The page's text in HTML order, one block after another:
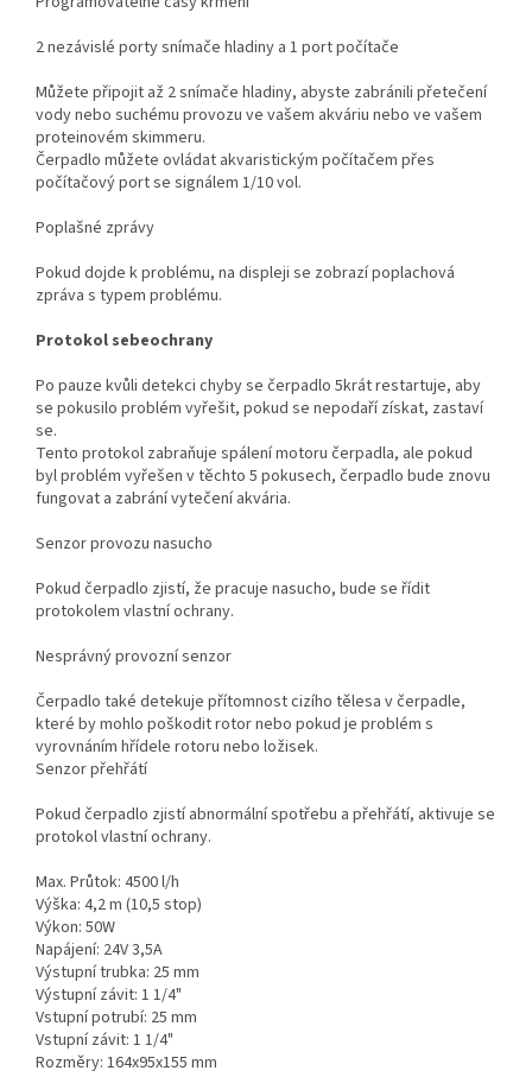
2 nezávislé porty snímače hladiny a 1 port počítače
Můžete připojit až 2 snímače hladiny, abyste zabránili přetečení
vody nebo suchému provozu ve vašem akváriu nebo ve vašem
proteinovém skimmeru.
Čerpadlo můžete ovládat akvaristickým počítačem přes
počítačový port se signálem 1/10 vol.
Poplašné zprávy
Pokud dojde k problému, na displeji se zobrazí poplachová
zpráva s typem problému.
Protokol sebeochrany
Po pauze kvůli detekci chyby se čerpadlo 5krát restartuje, aby
se pokusilo problém vyřešit, pokud se nepodaří získat, zastaví
se.
Tento protokol zabraňuje spálení motoru čerpadla, ale pokud
byl problém vyřešen v těchto 5 pokusech, čerpadlo bude znovu
fungovat a zabrání vytečení akvária.
Senzor provozu nasucho
Pokud čerpadlo zjistí, že pracuje nasucho, bude se řídit
protokolem vlastní ochrany.
Nesprávný provozní senzor
Čerpadlo také detekuje přítomnost cizího tělesa v čerpadle,
které by mohlo poškodit rotor nebo pokud je problém s
vyrovnáním hřídele rotoru nebo ložisek.
Senzor přehřátí
Pokud čerpadlo zjistí abnormální spotřebu a přehřátí, aktivuje se
protokol vlastní ochrany.
Max. Průtok: 4500 l/h
Výška: 4,2 m (10,5 stop)
Výkon: 50W
Napájení: 24V 3,5A
Výstupní trubka: 25 mm
Výstupní závit: 1 1/4"
Vstupní potrubí: 25 mm
Vstupní závit: 1 1/4"
Rozměry: 164x95x155 mm